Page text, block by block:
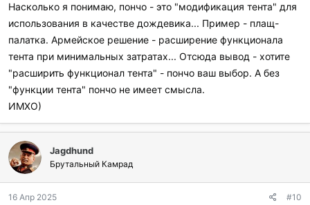
Насколько я понимаю, пончо - это "модификация тента" для
использования в качестве дождевика... Пример - плащ-
палатка. Армейское решение - расширение функционала
тента при минимальных затратах... Отсюда вывод - хотите
"расширить функционал тента" - пончо ваш выбор. А без
"функции тента" пончо не имеет смысла.
ИМХО)
Jagdhund
Брутальный Камрад
16 Апр 2025 #10